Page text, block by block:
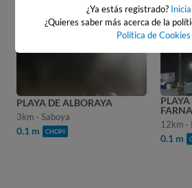
PLAYA DE ALBORAYA
3km · Saboya
0.1 m CHOPI
PLAYA
12km ·
0.1 m
¿Ya estás registrado?
¿Quieres saber más acerca de la
Política de Cookies